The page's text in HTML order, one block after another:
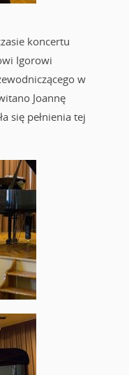
koncertu
Igorowi
w
Joannę
się pełnienia tej